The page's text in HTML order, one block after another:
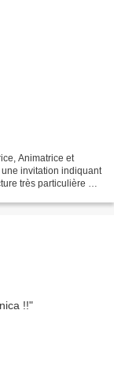
Animatrice et
invitation indiquant
très particulière de